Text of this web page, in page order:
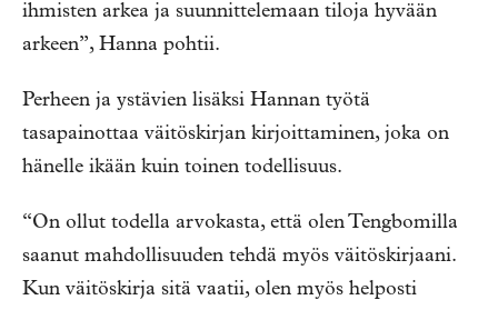
ihmisten arkea ja suunnittelemaan tiloja hyvään
arkeen”, Hanna pohtii.
Perheen ja ystävien lisäksi Hannan työtä
tasapainottaa väitöskirjan kirjoittaminen, joka on
hänelle ikään kuin toinen todellisuus.
“On ollut todella arvokasta, että olen Tengbomilla
saanut mahdollisuuden tehdä myös väitöskirjaani.
Kun väitöskirja sitä vaatii, olen myös helposti